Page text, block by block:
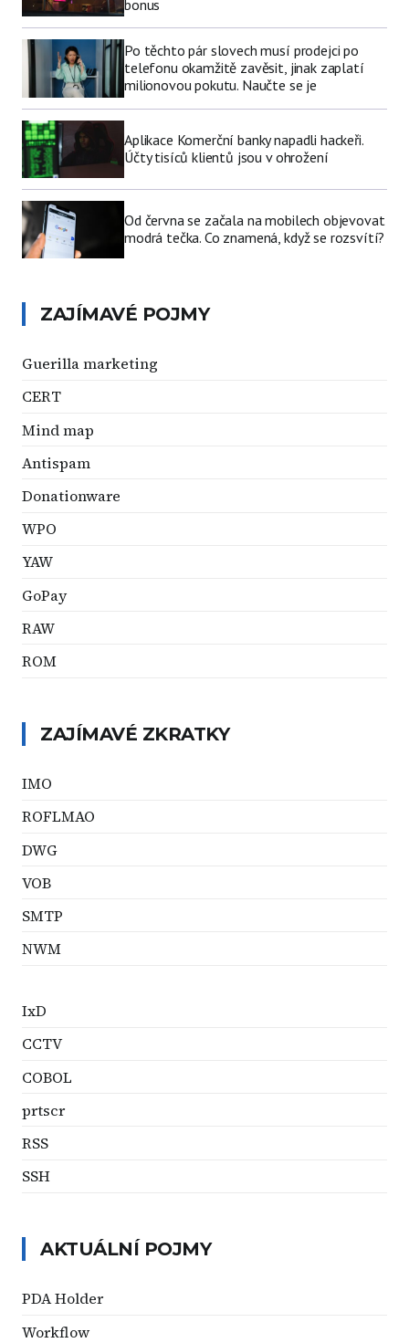
bonus
Po těchto pár slovech musí prodejci po
telefonu okamžitě zavěsit, jinak zaplatí
milionovou pokutu. Naučte se je
Aplikace Komerční banky napadli hackeři.
Účty tisíců klientů jsou v ohrožení
Od června se začala na mobilech objevovat
modrá tečka. Co znamená, když se rozsvítí?
ZAJÍMAVÉ POJMY
Guerilla marketing
CERT
Mind map
Antispam
Donationware
WPO
YAW
GoPay
RAW
ROM
ZAJÍMAVÉ ZKRATKY
IMO
ROFLMAO
DWG
VOB
SMTP
NWM
IxD
CCTV
COBOL
prtscr
RSS
SSH
AKTUÁLNÍ POJMY
PDA Holder
Workflow